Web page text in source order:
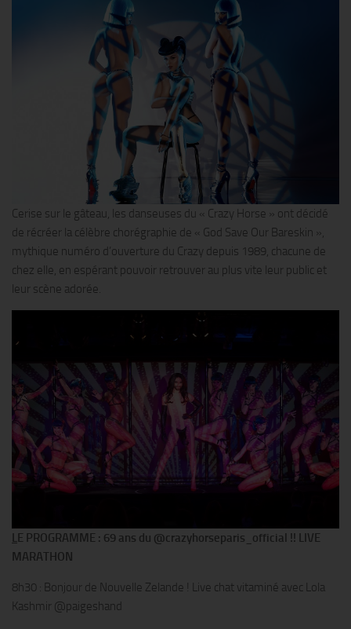
Cerise sur le gâteau, les danseuses du « Crazy Horse » ont décidé
de récréer la célèbre chorégraphie de « God Save Our Bareskin »,
mythique numéro d’ouverture du Crazy depuis 1989, chacune de
chez elle, en espérant pouvoir retrouver au plus vite leur public et
leur scène adorée.
LE PROGRAMME : 69 ans du @crazyhorseparis_official !! LIVE
MARATHON
8h30 : Bonjour de Nouvelle Zelande ! Live chat vitaminé avec Lola
Kashmir @paigeshand